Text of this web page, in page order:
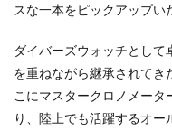
スな一本をピックアップい
ダイバーズウォッチとし
を重ねながら継承されてき
こにマスタークロノメー
り、陸上でも活躍するオ